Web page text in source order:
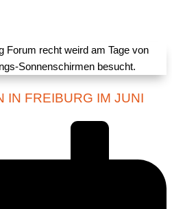
IN FREIBURG IM JUNI